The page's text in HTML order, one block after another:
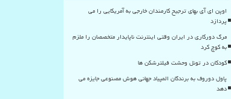
اوپن ای آی بهای ترجیح کارمندان خارجی به آمریکایی را می
پردازد
مرگ دورکاری در ایران وقتی اینترنت ناپایدار متخصصان را ملزم
به کوچ کرد
کودکان در تونل وحشت فیلترشکن ها
پاول دوروف به برندگان المپیاد جهانی هوش مصنوعی جایزه می
دهد